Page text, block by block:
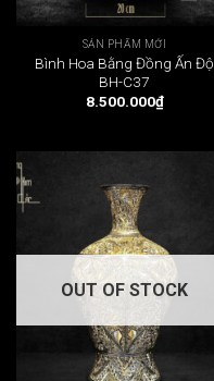
SẢN PHẨM MỚI
Bình Hoa Bằng Đồng Ấn Độ
BH-C37
8.500.000₫
OUT OF STOCK